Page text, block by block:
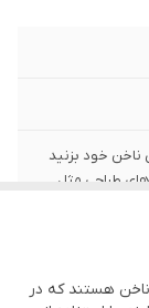
ناخن خود بزنید
طراحی مثل
ناخن هستند که در